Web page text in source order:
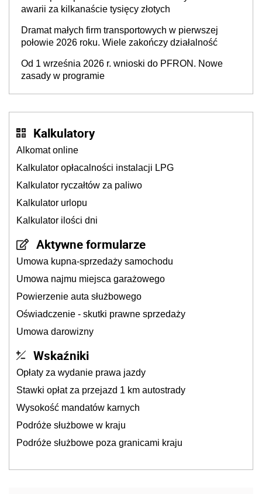
awarii za kilkanaście tysięcy złotych
Dramat małych firm transportowych w pierwszej
połowie 2026 roku. Wiele zakończy działalność
Od 1 września 2026 r. wnioski do PFRON. Nowe
zasady w programie
Kalkulatory
Alkomat online
Kalkulator opłacalności instalacji LPG
Kalkulator ryczałtów za paliwo
Kalkulator urlopu
Kalkulator ilości dni
Aktywne formularze
Umowa kupna-sprzedaży samochodu
Umowa najmu miejsca garażowego
Powierzenie auta służbowego
Oświadczenie - skutki prawne sprzedaży
Umowa darowizny
Wskaźniki
Opłaty za wydanie prawa jazdy
Stawki opłat za przejazd 1 km autostrady
Wysokość mandatów karnych
Podróże służbowe w kraju
Podróże służbowe poza granicami kraju